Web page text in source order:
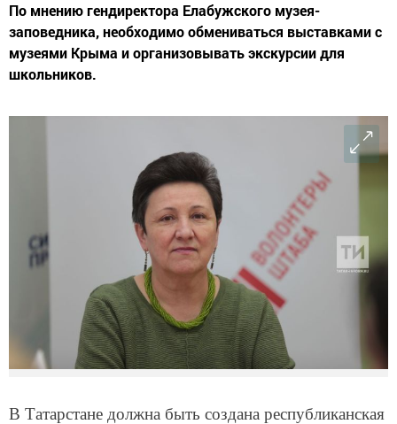
По мнению гендиректора Елабужского музея-
заповедника, необходимо обмениваться выставками с
музеями Крыма и организовывать экскурсии для
школьников.
В Татарстане должна быть создана республиканская